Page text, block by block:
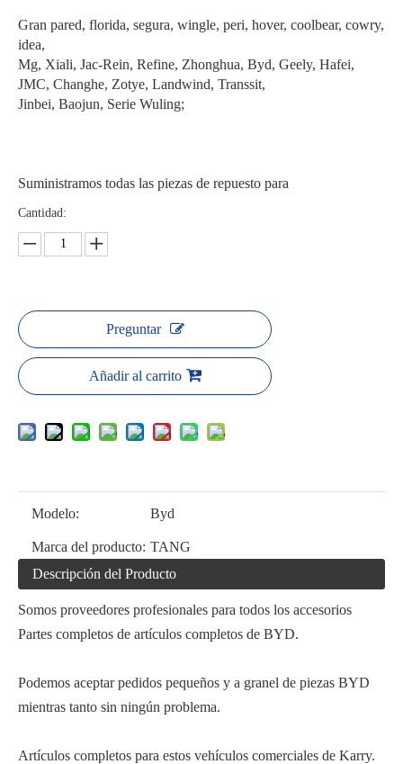
Gran pared, florida, segura, wingle, peri, hover, coolbear, cowry,
idea,
Mg, Xiali, Jac-Rein, Refine, Zhonghua, Byd, Geely, Hafei,
JMC, Changhe, Zotye, Landwind, Transsit,
Jinbei, Baojun, Serie Wuling;
Suministramos todas las piezas de repuesto para
Cantidad:
Preguntar
Añadir al carrito
Modelo: Byd
Marca del producto: TANG
Descripción del Producto
Somos proveedores profesionales para todos los accesorios
Partes completos de artículos completos de BYD.
Podemos aceptar pedidos pequeños y a granel de piezas BYD
mientras tanto sin ningún problema.
Artículos completos para estos vehículos comerciales de Karry.